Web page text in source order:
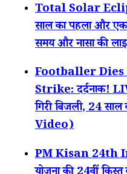
Total Solar
साल का पहला और
समय और नासा की
Footballer
Strike: दर्दनाक!
गिरी बिजली, 24
Video)
PM Kisan 24th